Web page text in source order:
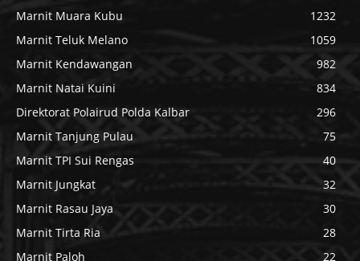
Marnit Muara Kubu
1232
Marnit Teluk Melano
1059
Marnit Kendawangan
982
Marnit Natai Kuini
834
Direktorat Polairud Polda Kalbar
296
Marnit Tanjung Pulau
75
Marnit TPI Sui Rengas
40
Marnit Jungkat
32
Marnit Rasau Jaya
30
Marnit Tirta Ria
28
Marnit Paloh
22